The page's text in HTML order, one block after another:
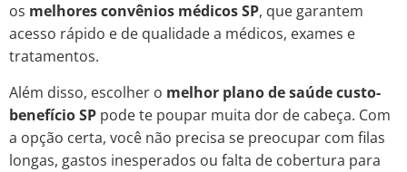
os melhores convênios médicos SP, que garantem
acesso rápido e de qualidade a médicos, exames e
tratamentos.
Além disso, escolher o melhor plano de saúde custo-
benefício SP pode te poupar muita dor de cabeça. Com
a opção certa, você não precisa se preocupar com filas
longas, gastos inesperados ou falta de cobertura para